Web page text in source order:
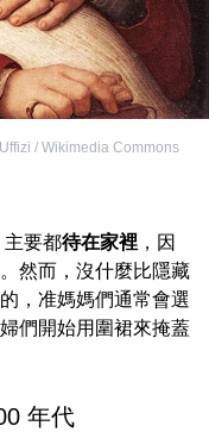
/ Wikimedia Commons
主要都待在家裡 ，因
然而，沒什麼比隱藏
，准媽媽們通常會選
們開始用圍裙來掩蓋
年代